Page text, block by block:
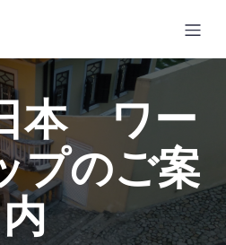
本 ワー
プのご案
内